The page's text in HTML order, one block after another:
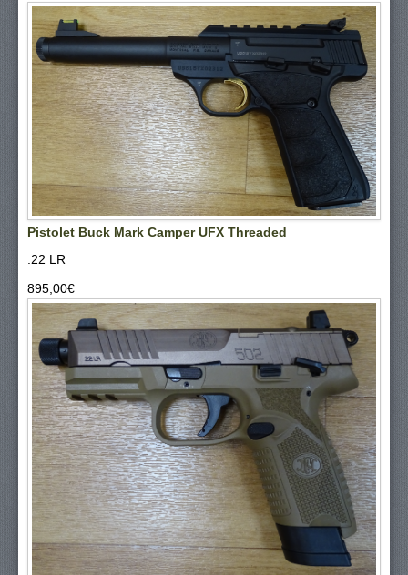
Pistolet Buck Mark Camper UFX Threaded
.22 LR
895,00‎€